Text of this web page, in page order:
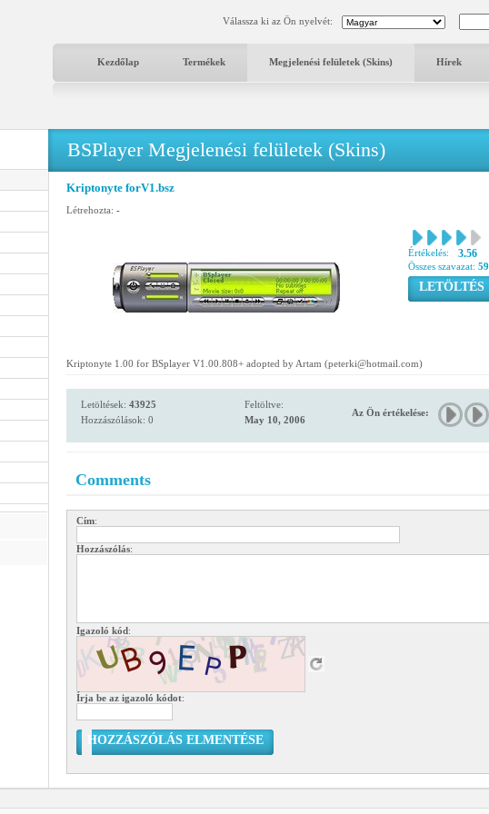
Válassza ki az Ön nyelvét:
Kezdőlap Termékek Megjelenési felületek (Skins) Hírek
BSPlayer Megjelenési felületek (Skins)
Kriptonyte forV1.bsz
Létrehozta: -
Értékelés: 3.56
Összes szavazat: 59
LETÖLTÉS
Kriptonyte 1.00 for BSplayer V1.00.808+ adopted by Artam (peterki@hotmail.com)
Letöltések: 43925
Hozzászólások: 0
Feltöltve:
May 10, 2006
Az Ön értékelése:
Comments
Cím:
Hozzászólás:
Igazoló kód:
Írja be az igazoló kódot:
HOZZÁSZÓLÁS ELMENTÉSE